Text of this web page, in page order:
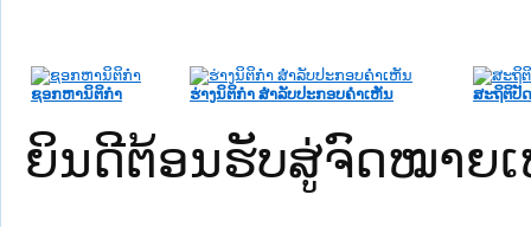
ຊອກຫານິຕິກໍາ ຮ່າງນິຕິກໍາ ສໍາລັບປະກອບຄໍາເຫັນ ສະຖິຕິປັ
ຍິນດີຕ້ອນຮັບສູ່ຈົດໝາຍເ